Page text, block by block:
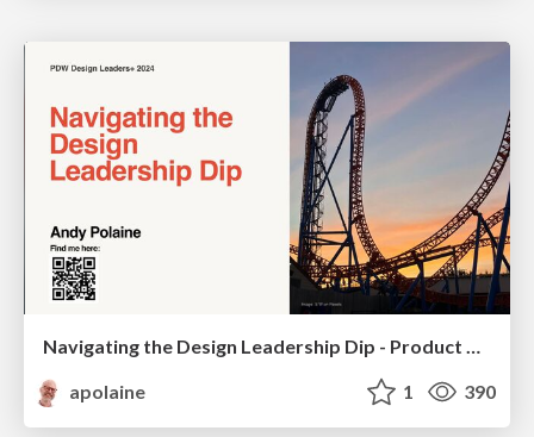
Navigating the Design Leadership Dip - Product Design Week Design Leaders+ Conference 2024
apolaine
1 390